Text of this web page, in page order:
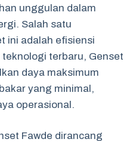
unggulan dalam
Salah satu
ini adalah efisiensi
terbaru, Genset
daya maksimum
yang minimal,
operasional.
Fawde dirancang